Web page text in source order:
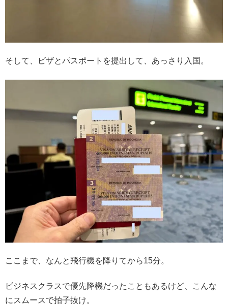
そして、ビザとパスポートを提出して、あっさり入国。
ここまで、なんと飛行機を降りてから15分。
ビジネスクラスで優先降機だったこともあるけど、こんな
にスムースで拍子抜け。